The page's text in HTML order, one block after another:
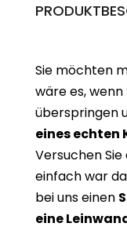
Sie möchten
wäre es, wenn
überspringen
eines echten
Versuchen Sie
einfach war
bei uns einen
eine